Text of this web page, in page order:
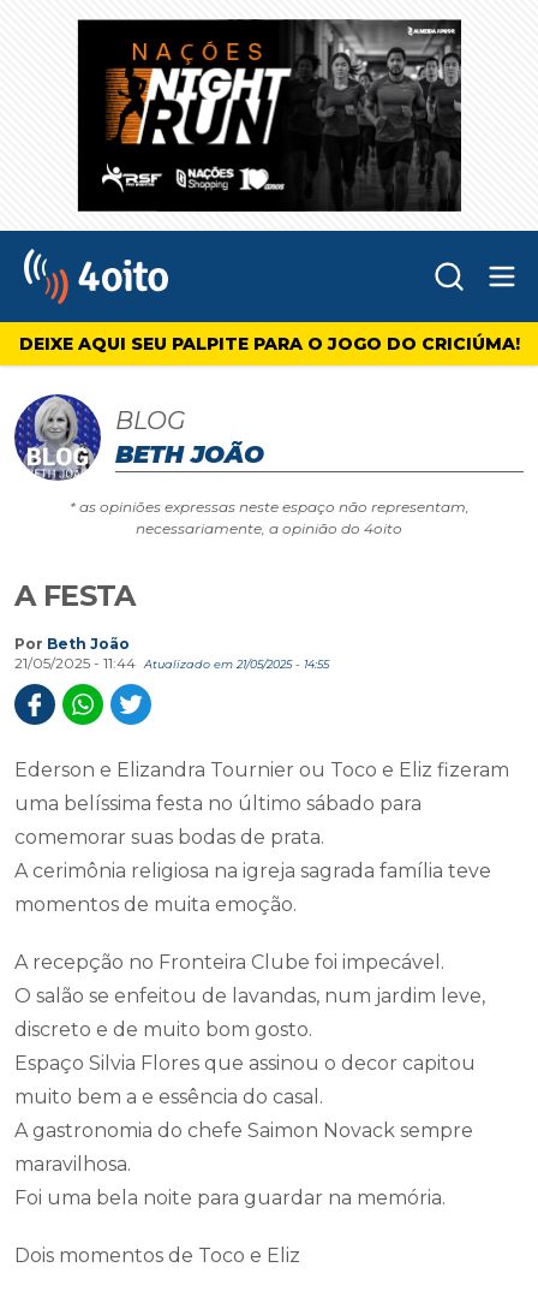
4oito
DEIXE AQUI SEU PALPITE PARA O JOGO DO CRICIÚMA!
BLOG
* as opiniões expressas neste espaço não representam,
necessariamente, a opinião do 4oito
A FESTA
21/05/2025 - 11:44
Ederson e Elizandra Tournier ou Toco e Eliz fizeram
uma belíssima festa no último sábado para
comemorar suas bodas de prata.
A cerimônia religiosa na igreja sagrada família teve
momentos de muita emoção.
A recepção no Fronteira Clube foi impecável.
discreto e de muito bom gosto.
Espaço Silvia Flores que assinou o decor capitou
muito bem a e essência do casal.
A gastronomia do chefe Saimon Novack sempre
maravilhosa.
Foi uma bela noite para guardar na memória.
Dois momentos de Toco e Eliz